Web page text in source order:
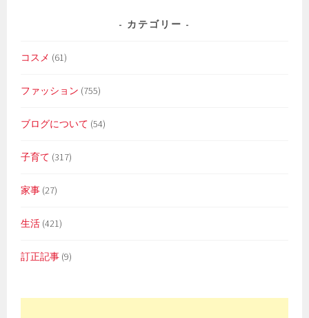
カテゴリー
コスメ (61)
ファッション (755)
ブログについて (54)
子育て (317)
家事 (27)
生活 (421)
訂正記事 (9)